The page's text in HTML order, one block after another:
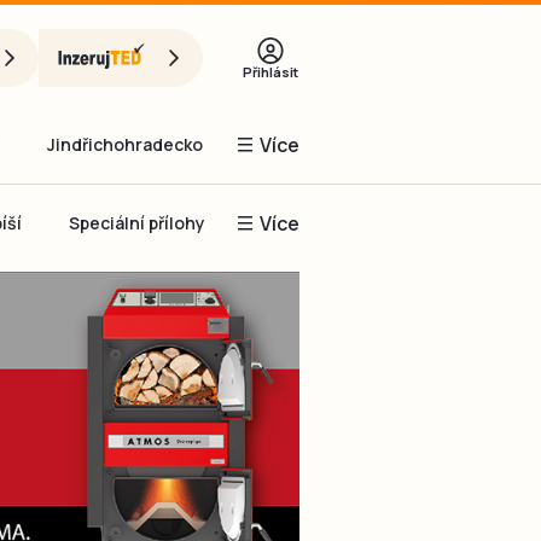
Přihlásit
Obnovit heslo
se
se přes Facebook
chci se
Registrovat
Jindřichohradecko Více
Prachaticko
Speciální přílohy Více
Inzerce